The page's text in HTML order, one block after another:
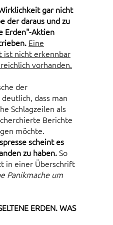
gar nicht
der daraus und zu
Erden"-Aktien
Eine
ist nicht erkennbar
vorhanden.
der
dass man
Schlagzeilen als
Berichte
möchte.
scheint es
zu haben.So
in einer Überschrift
Panikmache um
ERDEN. WAS